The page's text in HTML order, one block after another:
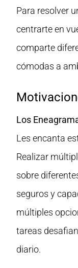
Para resolver
centrarte en
comparte
cómodas a
Los
Les encanta
Realizar
sobre
seguros y
múltiples
tareas
diario.